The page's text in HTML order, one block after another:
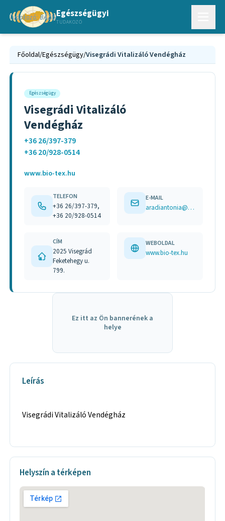
Egészségügyi
TUDAKOZÓ
Főoldal/Egészségügy/Visegrádi Vitalizáló Vendégház
Egészségügy
Visegrádi Vitalizáló
Vendégház
+36 26/397-379
+36 20/928-0514
www.bio-tex.hu
TELEFON
+36 26/397-379,
+36 20/928-0514
E-MAIL
aradiantonia@t-online.hu
CÍM
2025 Visegrád
Feketehegy u.
799.
WEBOLDAL
www.bio-tex.hu
Ez itt az Ön bannerének a
helye
Leírás
Visegrádi Vitalizáló Vendégház
Helyszín a térképen